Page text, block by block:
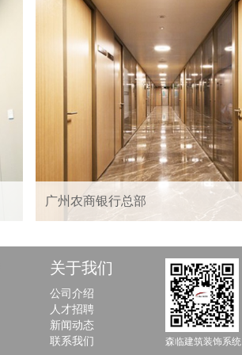
广州农商银行总部
关于我们
公司介绍
人才招聘
新闻动态
联系我们
森临建筑装饰系统